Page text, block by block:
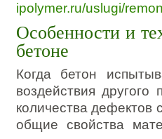
ipolymer.ru/uslugi/
Особенности и
бетоне
Когда бетон
воздействия другого
количества дефектов
общие свойства